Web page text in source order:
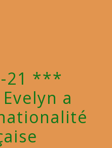
21 ***
a